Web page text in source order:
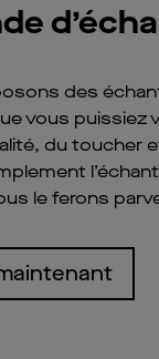
des
vous puissiez
du toucher
le ferons